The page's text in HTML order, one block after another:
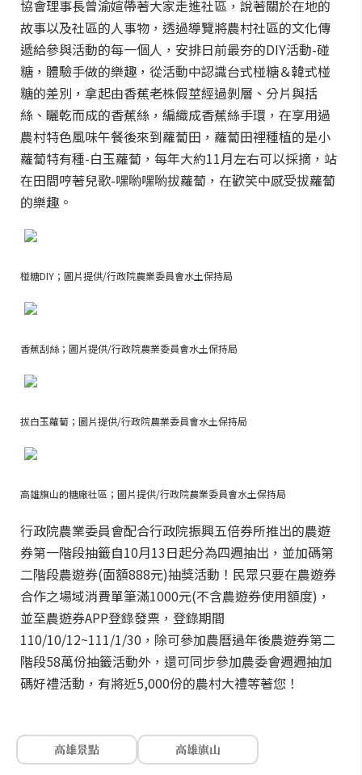
協會理事長曾渝媗帶著大家走進社區，說著關於在地的
故事以及社區的人事物，透過導覽將農村社區的文化傳
遞給參與活動的每一個人，安排日前最夯的DIY活動-碰
糖，體驗手做的樂趣，從活動中認識台式椪糖＆韓式椪
糖的差別，拿起由香蕉老株假莖經過剝層、分片與括
絲、曬乾而成的香蕉絲，編織成香蕉絲手環，在享用過
農村特色風味午餐後來到蘿蔔田，蘿蔔田裡種植的是小
蘿蔔特有種-白玉蘿蔔，每年大約11月左右可以採摘，站
在田間哼著兒歌-嘿喲嘿喲拔蘿蔔，在歡笑中感受拔蘿蔔
的樂趣。
椪糖DIY；圖片提供/行政院農業委員會水土保持局
香蕉刮絲；圖片提供/行政院農業委員會水土保持局
拔白玉蘿蔔；圖片提供/行政院農業委員會水土保持局
高雄旗山的糖廠社區；圖片提供/行政院農業委員會水土保持局
行政院農業委員會配合行政院振興五倍券所推出的農遊
券第一階段抽籤自10月13日起分為四週抽出，並加碼第
二階段農遊券(面額888元)抽獎活動！民眾只要在農遊券
合作之場域消費單筆滿1000元(不含農遊券使用額度)，
並至農遊券APP登錄發票，登錄期間
110/10/12~111/1/30，除可參加農曆過年後農遊券第二
階段58萬份抽籤活動外，還可同步參加農委會週週抽加
碼好禮活動，有將近5,000份的農村大禮等著您！
高雄景點 高雄旗山